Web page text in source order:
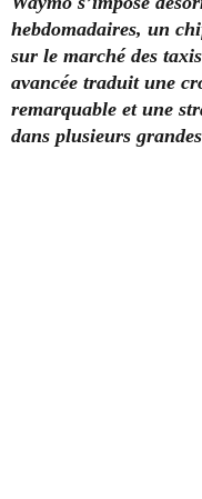
hebdomadaires, un
sur le marché des
avancée traduit une
remarquable et une
dans plusieurs